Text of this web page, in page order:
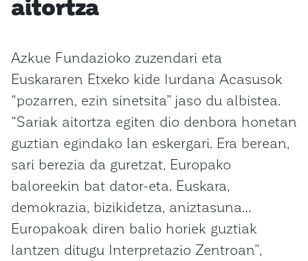
Azkue Fundazioko zuzendari eta
Euskararen Etxeko kide Iurdana Acasusok
“pozarren, ezin sinetsita” jaso du albistea.
“Sariak aitortza egiten dio denbora honetan
guztian egindako lan eskergari. Era berean,
sari berezia da guretzat, Europako
baloreekin bat dator-eta. Euskara,
demokrazia, bizikidetza, aniztasuna…
Europakoak diren balio horiek guztiak
lantzen ditugu Interpretazio Zentroan”,